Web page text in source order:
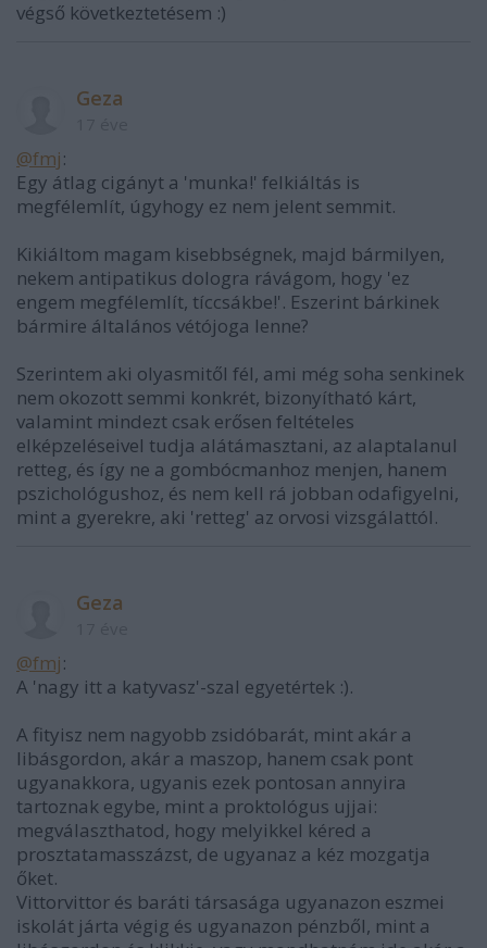
végső következtetésem :)
Geza
@fmj:
Egy átlag cigányt a 'munka!' felkiáltás is
megfélemlít, úgyhogy ez nem jelent semmit.
Kikiáltom magam kisebbségnek, majd bármilyen,
nekem antipatikus dologra rávágom, hogy 'ez
engem megfélemlít, tíccsákbe!'. Eszerint bárkinek
bármire általános vétójoga lenne?
Szerintem aki olyasmitől fél, ami még soha senkinek
nem okozott semmi konkrét, bizonyítható kárt,
valamint mindezt csak erősen feltételes
elképzeléseivel tudja alátámasztani, az alaptalanul
retteg, és így ne a gombócmanhoz menjen, hanem
pszichológushoz, és nem kell rá jobban odafigyelni,
mint a gyerekre, aki 'retteg' az orvosi vizsgálattól.
Geza
@fmj:
A 'nagy itt a katyvasz'-szal egyetértek :).
A fityisz nem nagyobb zsidóbarát, mint akár a
libásgordon, akár a maszop, hanem csak pont
ugyanakkora, ugyanis ezek pontosan annyira
tartoznak egybe, mint a proktológus ujjai:
megválaszthatod, hogy melyikkel kéred a
prosztatamasszázst, de ugyanaz a kéz mozgatja
őket.
Vittorvittor és baráti társasága ugyanazon eszmei
iskolát járta végig és ugyanazon pénzből, mint a